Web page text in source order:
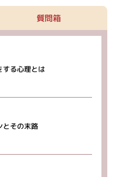
質問箱
する心理とは
とその末路